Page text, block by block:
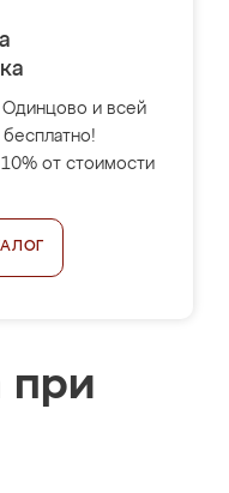
и всей
от стоимости
при